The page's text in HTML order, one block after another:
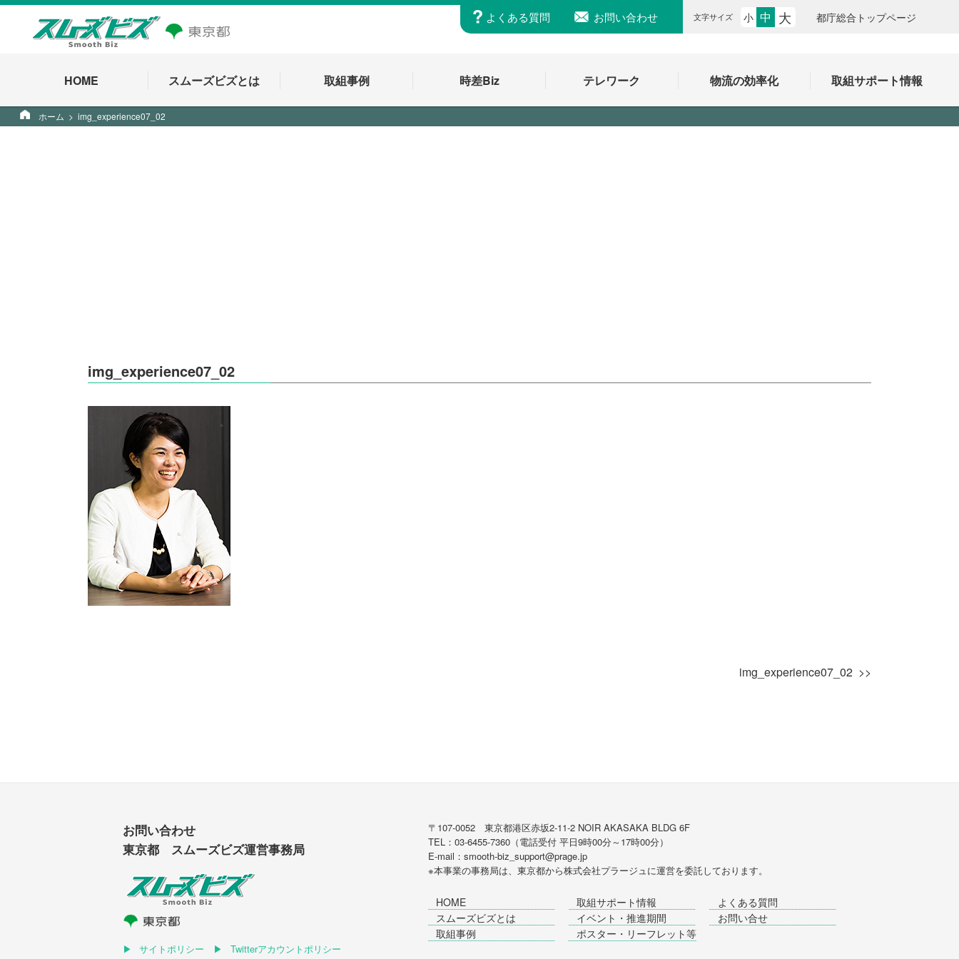
よくある質問 お問い合わせ 文字サイズ 小 中 大 都庁総合トップページ
HOME スムーズビズとは 取組事例 時差Biz テレワーク 物流の効率化 取組サポート情報
ホーム img_experience07_02
img_experience07_02
img_experience07_02
お問い合わせ
東京都 スムーズビズ運営事務局
サイトポリシー Twitterアカウントポリシー
〒107-0052 東京都港区赤坂2-11-2 NOIR AKASAKA BLDG 6F
TEL：03-6455-7360（電話受付 平日9時00分～17時00分）
E-mail：smooth-biz_support@prage.jp
※本事業の事務局は、東京都から株式会社プラージュに運営を委託しております。
HOME
スムーズビズとは
取組事例
取組サポート情報
イベント・推進期間
ポスター・リーフレット等
よくある質問
お問い合せ